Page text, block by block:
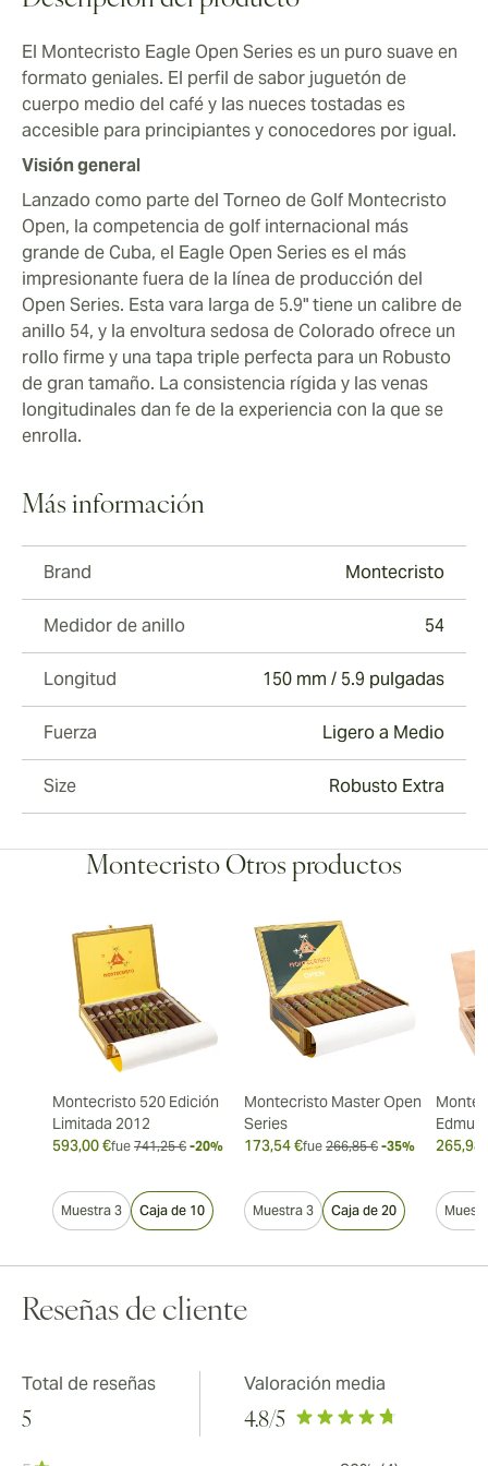
El Montecristo Eagle Open Series es un puro suave en
formato geniales. El perfil de sabor juguetón de
cuerpo medio del café y las nueces tostadas es
accesible para principiantes y conocedores por igual.
Visión general
Lanzado como parte del Torneo de Golf Montecristo
Open, la competencia de golf internacional más
grande de Cuba, el Eagle Open Series es el más
impresionante fuera de la línea de producción del
Open Series. Esta vara larga de 5.9" tiene un calibre de
anillo 54, y la envoltura sedosa de Colorado ofrece un
rollo firme y una tapa triple perfecta para un Robusto
de gran tamaño. La consistencia rígida y las venas
longitudinales dan fe de la experiencia con la que se
enrolla.
Más información
Brand Montecristo
Medidor de anillo 54
Longitud 150 mm / 5.9 pulgadas
Fuerza Ligero a Medio
Size Robusto Extra
Montecristo Otros productos
Montecristo 520 Edición
Limitada 2012
593,00 €fue 741,25 € -20%
Muestra 3 Caja de 10
Montecristo Master Open
Series
173,54 €fue 266,85 € -35%
Muestra 3 Caja de 20
265,98
Reseñas de cliente
Total de reseñas
5
Valoración media
4.8/5